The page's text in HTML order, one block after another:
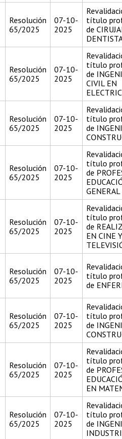
Resolución
65/2025
07-10-
2025
título
de
Resolución
65/2025
07-10-
2025
título
de
CIVIL EN
Resolución
65/2025
07-10-
2025
título
de
Resolución
65/2025
07-10-
2025
título
de
Resolución
65/2025
07-10-
2025
título
de
EN CINE Y
Resolución
65/2025
07-10-
2025
título
de
Resolución
65/2025
07-10-
2025
título
de
Resolución
65/2025
07-10-
2025
título
de
EN
Resolución
65/2025
07-10-
2025
título
de